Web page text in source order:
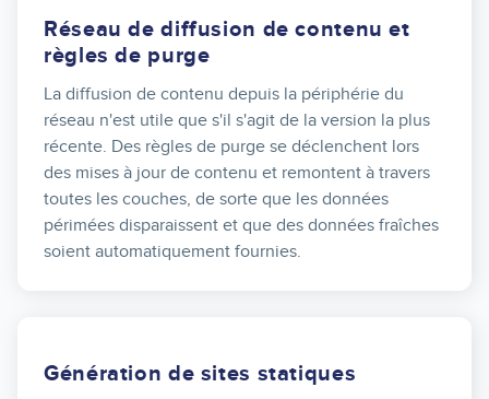
Réseau de diffusion de contenu et
règles de purge
La diffusion de contenu depuis la périphérie du
réseau n'est utile que s'il s'agit de la version la plus
récente. Des règles de purge se déclenchent lors
des mises à jour de contenu et remontent à travers
toutes les couches, de sorte que les données
périmées disparaissent et que des données fraîches
soient automatiquement fournies.
Génération de sites statiques